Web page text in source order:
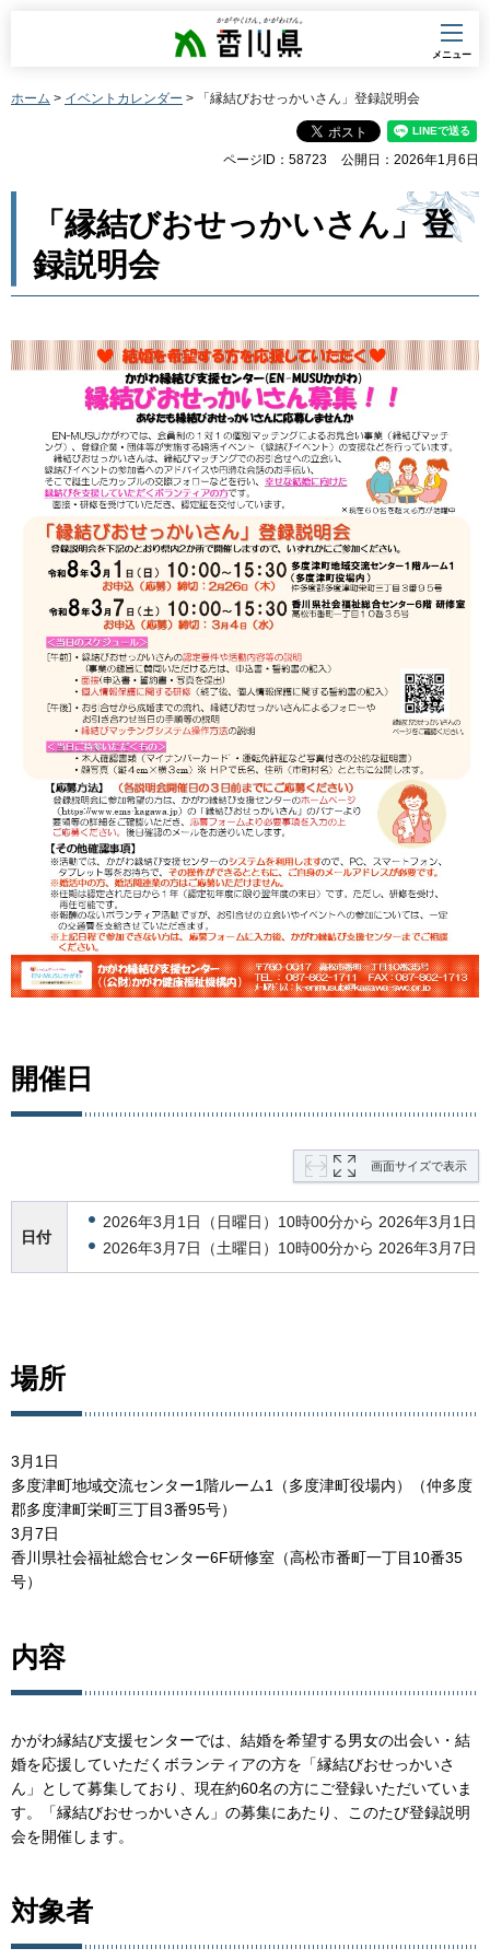
香川県
メニュー
ホーム > イベントカレンダー > 「縁結びおせっかいさん」登録説明会
ページID：58723 公開日：2026年1月6日
「縁結びおせっかいさん」登
録説明会
開催日
画面サイズで表示
日付
2026年3月1日（日曜日）10時00分から 2026年3月1日
2026年3月7日（土曜日）10時00分から 2026年3月7日
場所
3月1日
多度津町地域交流センター1階ルーム1（多度津町役場内）（仲多度
郡多度津町栄町三丁目3番95号）
3月7日
香川県社会福祉総合センター6F研修室（高松市番町一丁目10番35
号）
内容
かがわ縁結び支援センターでは、結婚を希望する男女の出会い・結
婚を応援していただくボランティアの方を「縁結びおせっかいさ
ん」として募集しており、現在約60名の方にご登録いただいていま
す。「縁結びおせっかいさん」の募集にあたり、このたび登録説明
会を開催します。
対象者